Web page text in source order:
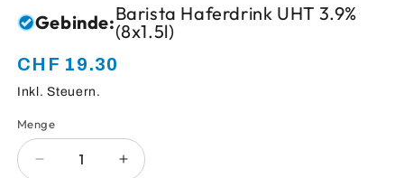
Gebinde:Barista Haferdrink UHT 3.9%
(8x1.5l)
Normaler
Preis
CHF 19.30
Inkl. Steuern.
Anzahl
Menge
Verringere
Erhöhe